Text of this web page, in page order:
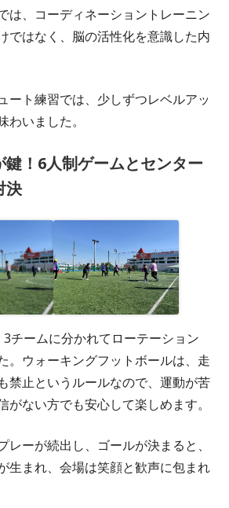
は、コーディネーショントレーニン
ではなく、脳の活性化を意識した内
ート練習では、少しずつレベルアッ
わいました。
鍵！6人制ゲームとセンター
決
チームに分かれてローテーション
。ウォーキングフットボールは、走
禁止というルールなので、運動が苦
がない方でも安心して楽しめます。
レーが続出し、ゴールが決まると、
生まれ、会場は笑顔と歓声に包まれ